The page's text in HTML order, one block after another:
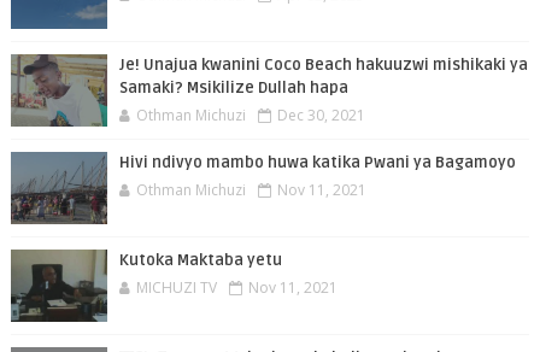
Je! Unajua kwanini Coco Beach hakuuzwi mishikaki ya
Samaki? Msikilize Dullah hapa
Othman Michuzi Dec 30, 2021
Hivi ndivyo mambo huwa katika Pwani ya Bagamoyo
Othman Michuzi Nov 11, 2021
Kutoka Maktaba yetu
MICHUZI TV Nov 11, 2021